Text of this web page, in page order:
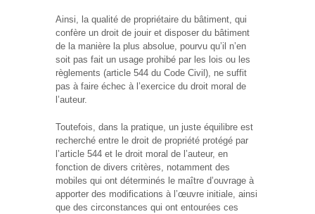
Ainsi, la qualité de propriétaire du bâtiment, qui
confère un droit de jouir et disposer du bâtiment
de la manière la plus absolue, pourvu qu’il n’en
soit pas fait un usage prohibé par les lois ou les
règlements (article 544 du Code Civil), ne suffit
pas à faire échec à l’exercice du droit moral de
l’auteur.
Toutefois, dans la pratique, un juste équilibre est
recherché entre le droit de propriété protégé par
l’article 544 et le droit moral de l’auteur, en
fonction de divers critères, notamment des
mobiles qui ont déterminés le maître d’ouvrage à
apporter des modifications à l’œuvre initiale, ainsi
que des circonstances qui ont entourées ces